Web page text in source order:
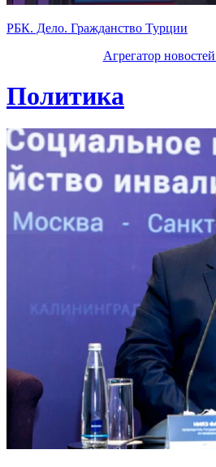
РБК. Дело. Гражданство Турции
Агрегатор
Политика